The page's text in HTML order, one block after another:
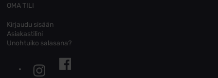
OMA TILI
Kirjaudu sisään
Asiakastilini
Unohtuiko salasana?